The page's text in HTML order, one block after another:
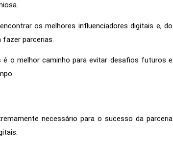
os melhores influenciadores digitais e, do
fazer parcerias.
é o melhor caminho para evitar desafios futuros e
necessário para o sucesso da parceria